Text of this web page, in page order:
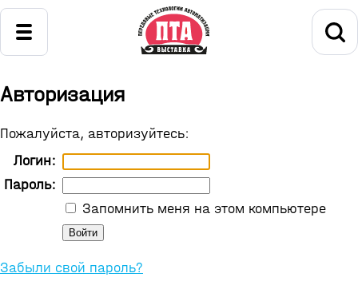
Авторизация
Пожалуйста, авторизуйтесь:
Логин:
Пароль:
Запомнить меня на этом компьютере
Забыли свой пароль?